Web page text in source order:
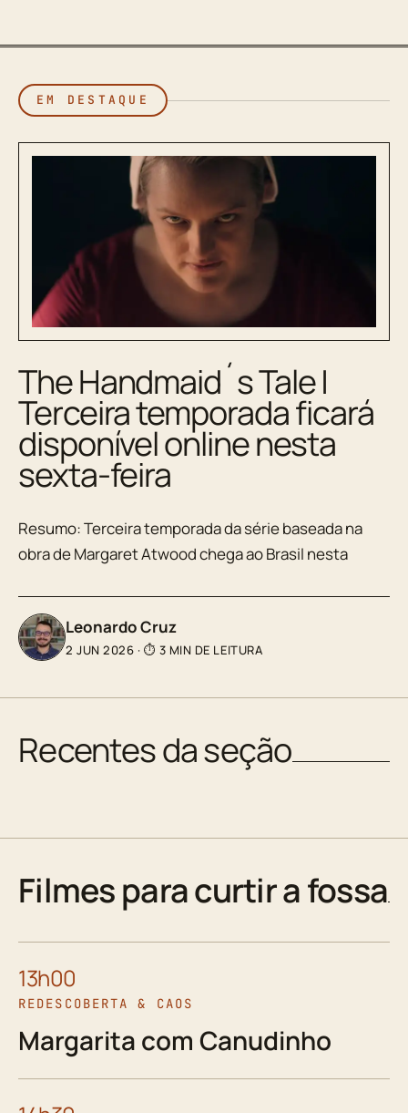
EM DESTAQUE
The Handmaid´s Tale |
Terceira temporada ficará
disponível online nesta
sexta-feira
Resumo: Terceira temporada da série baseada na
obra de Margaret Atwood chega ao Brasil nesta
Leonardo Cruz
2 JUN 2026 · ⏱ 3 MIN DE LEITURA
Recentes da seção
Filmes para curtir a fossa
13h00
REDESCOBERTA & CAOS
Margarita com Canudinho